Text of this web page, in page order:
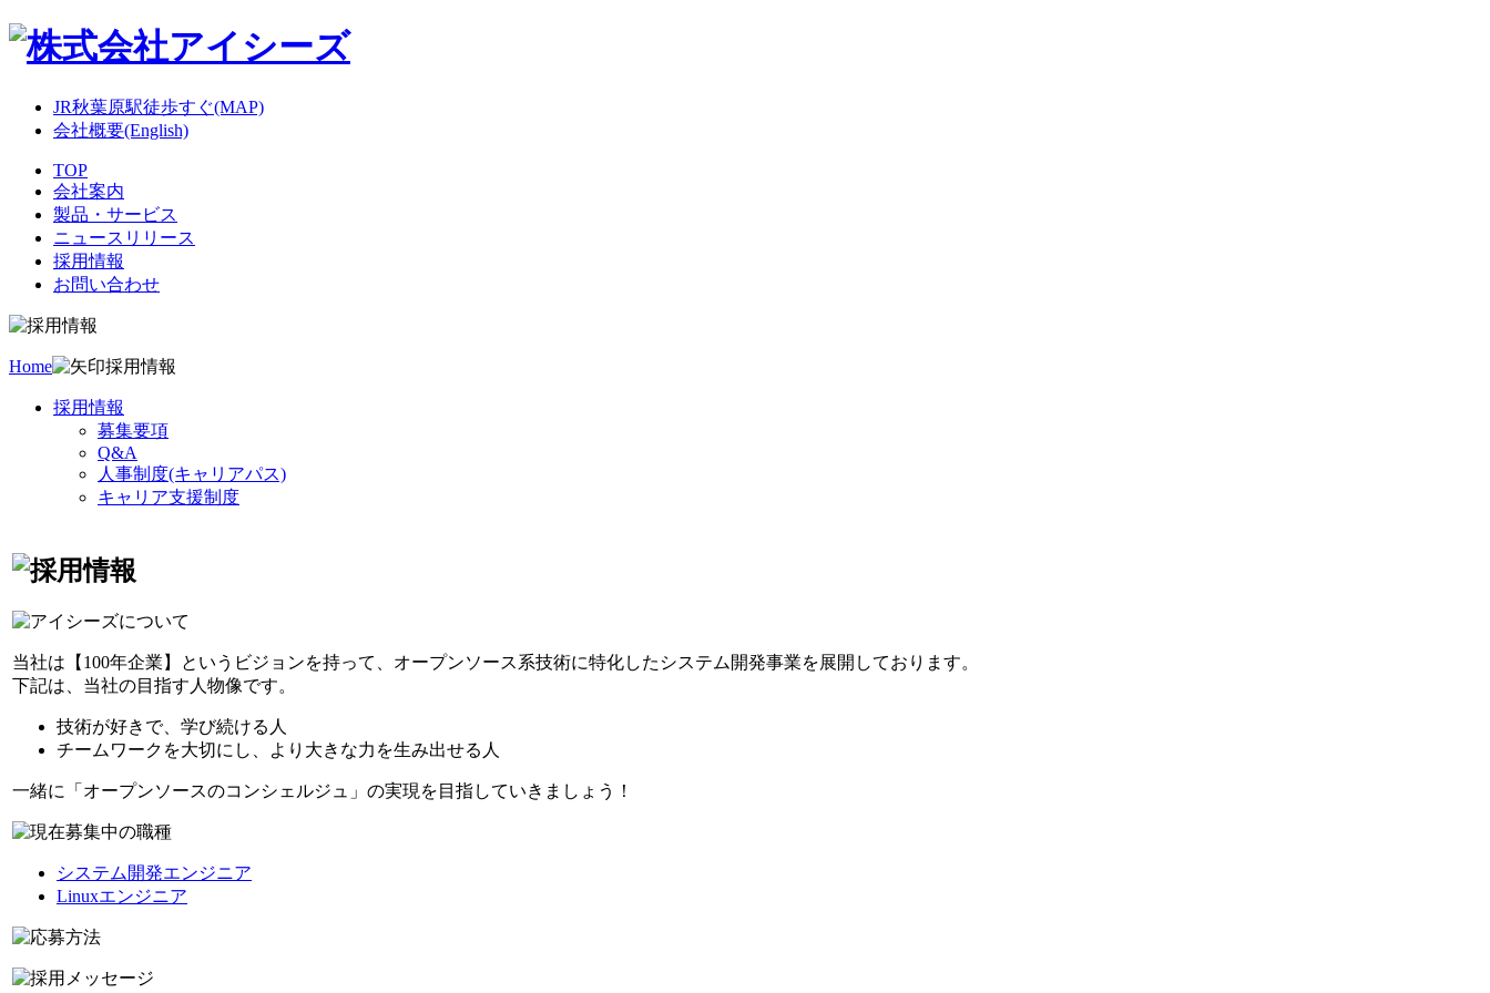
JR秋葉原駅徒歩すぐ(MAP)
会社概要(English)
TOP
会社案内
製品・サービス
ニュースリリース
採用情報
お問い合わせ
Home 採用情報
採用情報
募集要項
Q&A
人事制度(キャリアパス)
キャリア支援制度
当社は【100年企業】というビジョンを持って、オープンソース系技術に特化したシステム開発事業を展開しております。
下記は、当社の目指す人物像です。
技術が好きで、学び続ける人
チームワークを大切にし、より大きな力を生み出せる人
一緒に「オープンソースのコンシェルジュ」の実現を目指していきましょう！
システム開発エンジニア
Linuxエンジニア